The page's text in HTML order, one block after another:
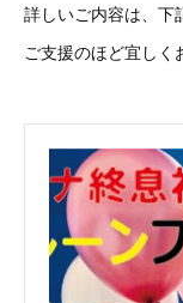
詳しいご内容は、下
ご支援のほど宜しく